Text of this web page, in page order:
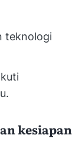
teknologi
kesiapan